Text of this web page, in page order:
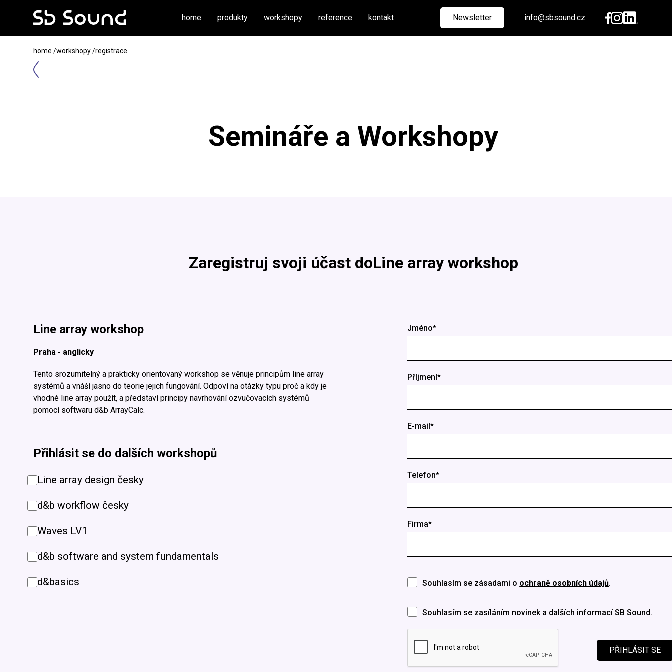
home produkty workshopy reference kontakt Newsletter info@sbsound.cz
home /workshopy/registrace
Semináře a Workshopy
Zaregistruj svoji účast doLine array workshop
Line array workshop
Praha - anglicky
Tento srozumitelný a prakticky orientovaný workshop se věnuje principům line array
systémů a vnáší jasno do teorie jejich fungování. Odpoví na otázky typu proč a kdy je
vhodné line array použít, a představí principy navrhování ozvučovacích systémů
pomocí softwaru d&b ArrayCalc.
Přihlásit se do dalších workshopů
Line array design česky
d&b workflow česky
Waves LV1
d&b software and system fundamentals
d&basics
Jméno*
Příjmení*
E-mail*
Telefon*
Firma*
Souhlasím se zásadami o ochraně osobních údajů.
Souhlasím se zasíláním novinek a dalších informací SB Sound.